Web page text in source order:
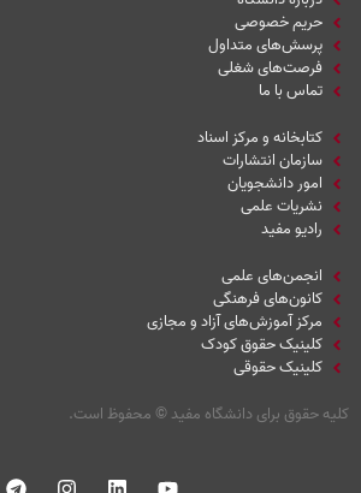
حریم خصوصی
پرسش‌های متداول
فرصت‌های شغلی
تماس با ما
کتابخانه و مرکز اسناد
سازمان انتشارات
امور دانشجویان
نشریات علمی
رادیو مفید
انجمن‌های علمی
کانون‌های فرهنگی
مرکز آموزش‌های آزاد و مجازی
کلینیک حقوق کودک
کلینیک حقوقی
کلیه حقوق برای دانشگاه مفید© محفوظ است.